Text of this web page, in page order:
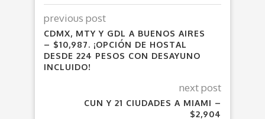
previous post
CDMX, MTY Y GDL A BUENOS AIRES
– $10,987. ¡OPCIÓN DE HOSTAL
DESDE 224 PESOS CON DESAYUNO
INCLUIDO!
next post
CUN Y 21 CIUDADES A MIAMI –
$2,904